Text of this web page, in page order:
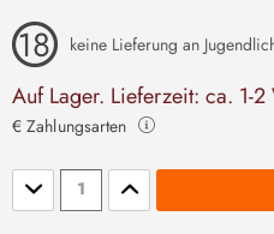
keine Lieferung an
Auf Lager. Lieferzeit: ca. 1-2
€ Zahlungsarten
Stückzahl